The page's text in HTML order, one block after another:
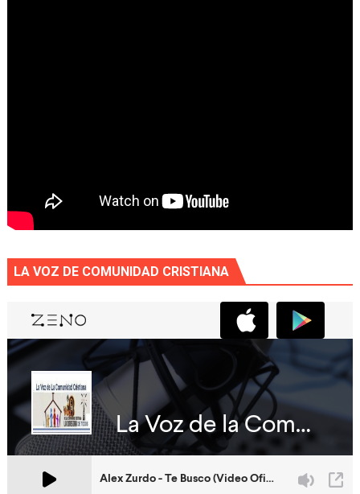
LA VOZ DE COMUNIDAD CRISTIANA